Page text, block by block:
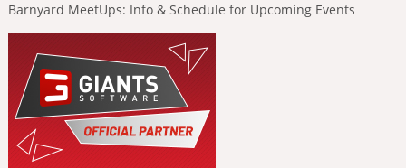
Barnyard MeetUps: Info & Schedule for Upcoming Events